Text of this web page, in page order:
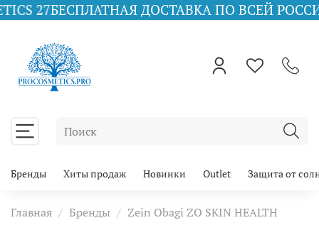
ДОСТАВКА ПО ВСЕЙ РОССИИ ПРИ
Бренды Хиты продаж Новинки Outlet Защита от
Главная Бренды Zein Obagi ZO SKIN HEALTH